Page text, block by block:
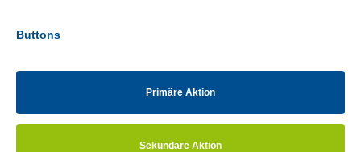
Buttons
Primäre Aktion
Sekundäre Aktion